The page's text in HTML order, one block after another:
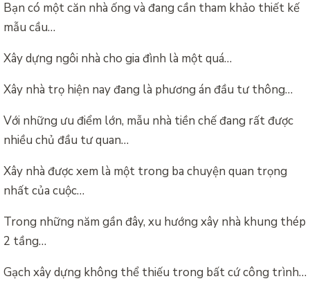
Bạn có một căn nhà ống và đang cần tham khảo thiết kế
mẫu cầu…
Xây dựng ngôi nhà cho gia đình là một quá…
Xây nhà trọ hiện nay đang là phương án đầu tư thông…
Với những ưu điểm lớn, mẫu nhà tiền chế đang rất được
nhiều chủ đầu tư quan…
Xây nhà được xem là một trong ba chuyện quan trọng
nhất của cuộc…
Trong những năm gần đây, xu hướng xây nhà khung thép
2 tầng…
Gạch xây dựng không thể thiếu trong bất cứ công trình…